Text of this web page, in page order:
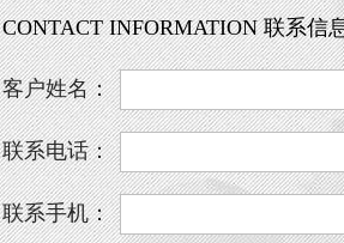
CONTACT INFORMATION 联系信
客户姓名：
联系电话：
联系手机：